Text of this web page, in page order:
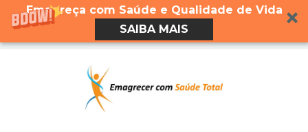
Emagreça com Saúde e Qualidade de Vida
SAIBA MAIS